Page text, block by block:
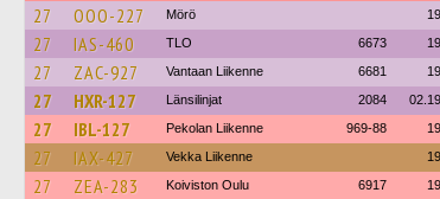
27 OOO-227 Mörö
27 IAS-460 TLO 6673
27 ZAC-927 Vantaan Liikenne 6681
27 HXR-127 Länsilinjat 2084
27 IBL-127 Pekolan Liikenne 969-88
27 IAX-427 Vekka Liikenne
27 ZEA-283 Koiviston Oulu 6917